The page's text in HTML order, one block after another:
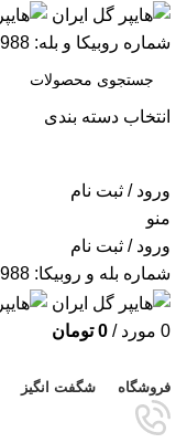
شماره روبیکا و بله: 09128870988
انتخاب دسته بندی
ورود / ثبت نام
منو
ورود / ثبت نام
شماره بله و روبیکا: 09128870988
0 مورد /
0 تومان
فروشگاه شگفت انگیز